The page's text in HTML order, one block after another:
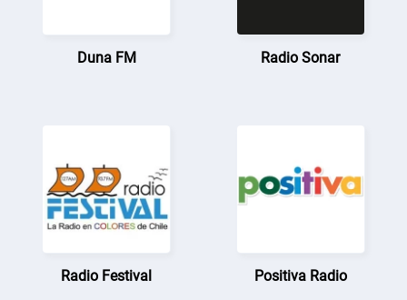
Duna FM Radio Sonar
Radio Festival Positiva Radio